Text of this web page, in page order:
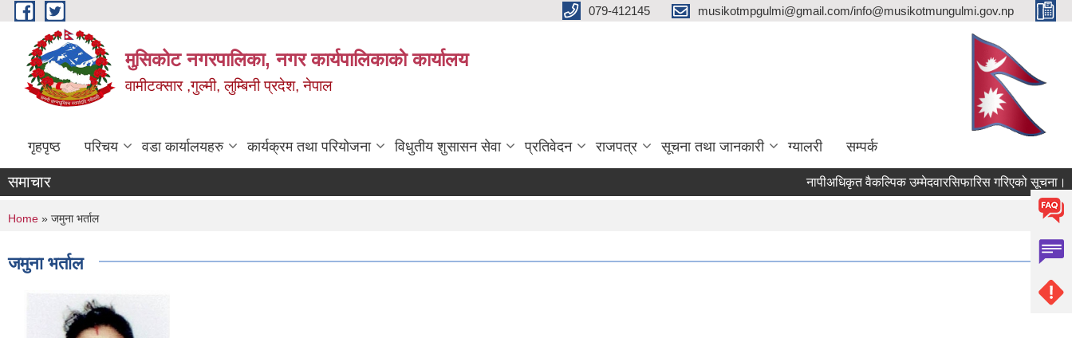
Skip to main content 079-412145 musikotmpgulmi@gmail.com/info@musikotmungulmi.gov.np
मुसिकोट नगरपालिका, नगर कार्यपालिकाकाे कार्यालय
वामीटक्सार ,गुल्मी, लुम्बिनी प्रदेश, नेपाल
गृहपृष्ठ परिचय वडा कार्यालयहरु कार्यक्रम तथा परियोजना विधुतीय शुसासन सेवा प्रतिवेदन राजपत्र सूचना तथा जानकारी ग्यालरी सम्पर्क
समाचार नापीअधिकृत वैकल्पिक उम्मेदवारसिफारिस गरिएको सूचना।
You are here
Home » जमुना भर्ताल
जमुना भर्ताल